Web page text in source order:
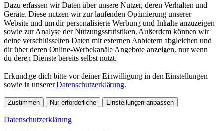
Dazu erfassen wir Daten über unsere Nutzer, deren Verhalten und
Geräte. Diese nutzen wir zur laufenden Optimierung unserer
Website und um dir personalisierte Werbung und Inhalte anzuzeigen
sowie zur Analyse der Nutzungsstatistiken. Außerdem können wir
deine verschlüsselten Daten mit externen Anbietern abgleichen und
dir über deren Online-Werbekanäle Angebote anzeigen, nur wenn
du deren Dienste bereits selbst nutzt.
Erkundige dich bitte vor deiner Einwilligung in den Einstellungen
sowie in unsererDatenschutzerklärung.
Zustimmen Nur erforderliche Einstellungen anpassen
Datenschutzerklärung